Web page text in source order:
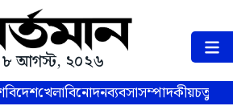
৮ আগস্ট, ২০২৬
বিদেশখেলাবিনোদনব্যবসাসম্পাদকীয়